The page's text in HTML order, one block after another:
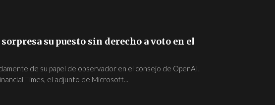
su puesto sin derecho a voto en el
de su papel de observador en el consejo de OpenAI.
Times, el adjunto de Microsoft...